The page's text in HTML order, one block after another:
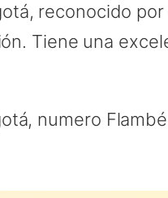
reconocido
Tiene una
numero